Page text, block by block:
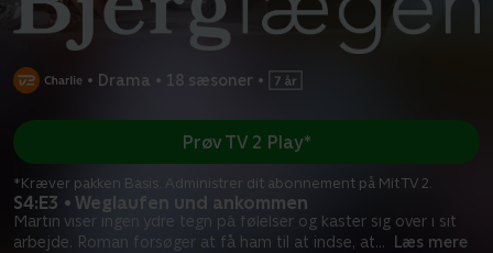
• Drama • 18 sæsoner •
S4:E3 • Weglaufen und ankommen
Martin viser ingen ydre tegn på følelser og kaster sig over i sit
arbejde. Roman forsøger at få ham til at indse, at... Læs mere
Prøv TV 2 Play*
*Kræver pakken Basis. Administrer dit abonnement på Mit TV 2.